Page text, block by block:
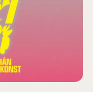
10-16, april
10-18,